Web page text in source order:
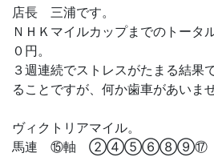
店長 三浦です。
ＮＨＫマイルカップまでのトー
０円。
３週連続でストレスがたまる結果
ることですが、何か歯車があいませ
ヴィクトリアマイル。
馬連 ⑮軸 ②④⑤⑥⑧⑨⑰ ３